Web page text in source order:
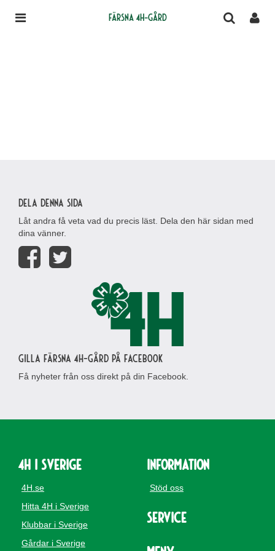
Färsna 4H-gård
Dela denna sida
Låt andra få veta vad du precis läst. Dela den här sidan med
dina vänner.
Gilla Färsna 4H-gård på Facebook
Få nyheter från oss direkt på din Facebook.
4H i Sverige
4H.se
Hitta 4H i Sverige
Klubbar i Sverige
Gårdar i Sverige
Information
Stöd oss
Service